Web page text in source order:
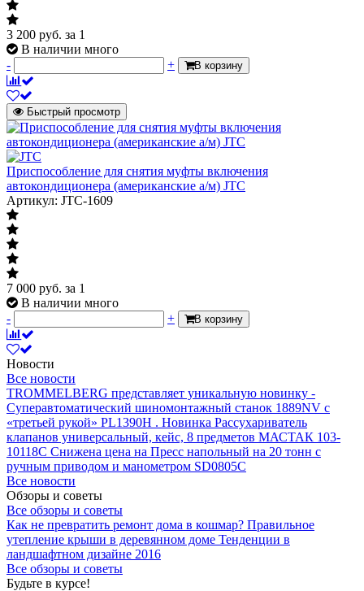
3 200 руб. за 1
В наличии много
-
+ В корзину
Быстрый просмотр
Приспособление для снятия муфты включения
автокондиционера (американские а/м) JTC
Артикул: JTC-1609
7 000 руб. за 1
В наличии много
-
+ В корзину
Новости
Все новости
TROMMELBERG представляет уникальную новинку -
Суперавтоматический шиномонтажный станок 1889NV с
«третьей рукой» PL1390H . Новинка Рассухариватель
клапанов универсальный, кейс, 8 предметов МАСТАК 103-
10118C Снижена цена на Пресс напольный на 20 тонн с
ручным приводом и манометром SD0805C
Все новости
Обзоры и советы
Все обзоры и советы
Как не превратить ремонт дома в кошмар? Правильное
утепление крыши в деревянном доме Тенденции в
ландшафтном дизайне 2016
Все обзоры и советы
Будьте в курсе!